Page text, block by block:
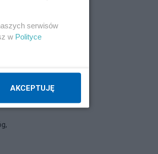
serwisów
w Polityce
AKCEPTUJĘ